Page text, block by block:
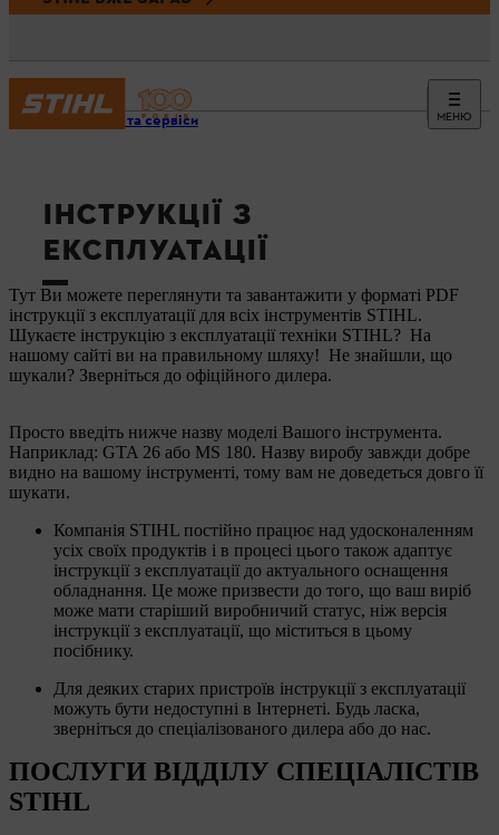
МЕНЮ
Новини та сервіси
ІНСТРУКЦІЇ З
ЕКСПЛУАТАЦІЇ
Тут Ви можете переглянути та завантажити у форматі PDF
інструкції з експлуатації для всіх інструментів STIHL.
Шукаєте інструкцію з експлуатації техніки STIHL? На
нашому сайті ви на правильному шляху! Не знайшли, що
шукали? Зверніться до офіційного дилера.
Просто введіть нижче назву моделі Вашого інструмента.
Наприклад: GTA 26 або MS 180. Назву виробу завжди добре
видно на вашому інструменті, тому вам не доведеться довго її
шукати.
Компанія STIHL постійно працює над удосконаленням
усіх своїх продуктів і в процесі цього також адаптує
інструкції з експлуатації до актуального оснащення
обладнання. Це може призвести до того, що ваш виріб
може мати старіший виробничий статус, ніж версія
інструкції з експлуатації, що міститься в цьому
посібнику.
Для деяких старих пристроїв інструкції з експлуатації
можуть бути недоступні в Інтернеті. Будь ласка,
зверніться до спеціалізованого дилера або до нас.
ПОСЛУГИ ВІДДІЛУ СПЕЦІАЛІСТІВ
STIHL